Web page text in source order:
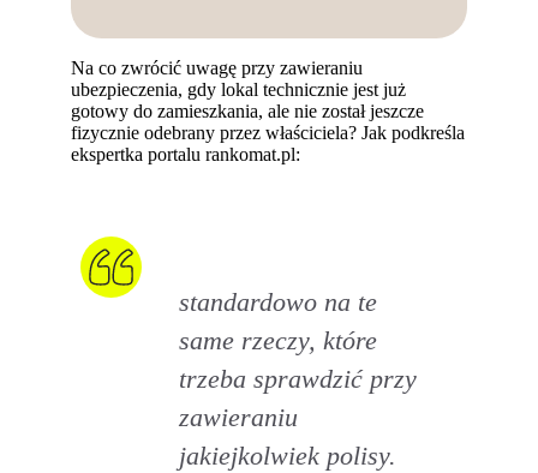
Na co zwrócić uwagę przy zawieraniu
ubezpieczenia, gdy lokal technicznie jest już
gotowy do zamieszkania, ale nie został jeszcze
fizycznie odebrany przez właściciela? Jak podkreśla
ekspertka portalu rankomat.pl:
standardowo na te
same rzeczy, które
trzeba sprawdzić przy
zawieraniu
jakiejkolwiek polisy.